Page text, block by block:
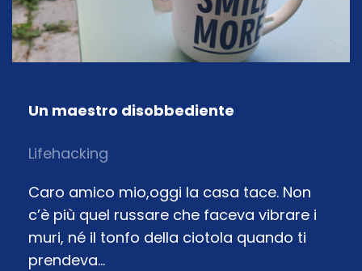
Un maestro disobbediente
Lifehacking
Caro amico mio,oggi la casa tace. Non
c’è più quel russare che faceva vibrare i
muri, né il tonfo della ciotola quando ti
prendeva…